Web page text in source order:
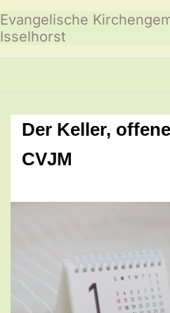
Evangelische
Isselhorst
Der Keller,
CVJM